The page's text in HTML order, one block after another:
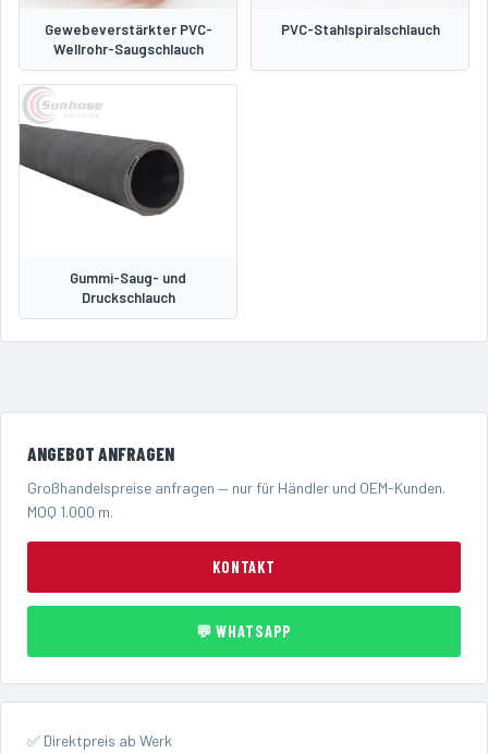
Gewebeverstärkter PVC-
Wellrohr-Saugschlauch
PVC-Stahlspiralschlauch
Gummi-Saug- und
Druckschlauch
ANGEBOT ANFRAGEN
Großhandelspreise anfragen — nur für Händler und OEM-Kunden.
MOQ 1.000 m.
KONTAKT
💬 WHATSAPP
✅ Direktpreis ab Werk